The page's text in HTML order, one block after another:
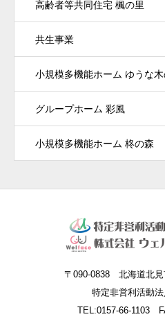
高齢者等共同住宅 楓の里
共生事業
小規模多機能ホーム ゆうな
グループホーム 彩風
小規模多機能ホーム 柊の森
〒090-0838 北海道北見
特定非営利活動
TEL:0157-66-1103